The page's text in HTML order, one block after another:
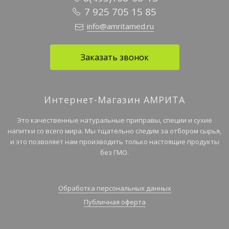
7 925 705 15 85
info@amritamed.ru
Заказать звонок
Интернет-Магазин АМРИТА
Это качественные натуральные приправы, специи и сухие
напитки со всего мира. Мы тщательно следим за отбором сырья,
и это позволяет нам производить только настоящие продукты
без ГМО.
Обработка персональных данных
Публичная оферта